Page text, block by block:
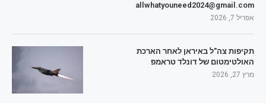
allwhatyouneed2024@gmail.com
אפריל 7, 2026
תקיפות צה"ל באיראן לאחר הארכת
האולטימטום של דונלד טראמפ
מרץ 27, 2026